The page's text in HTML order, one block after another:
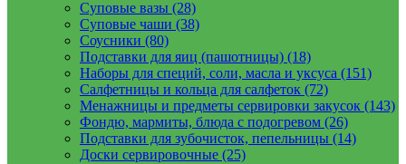
Суповые вазы (28)
Суповые чаши (38)
Соусники (80)
Подставки для яиц (пашотницы) (18)
Наборы для специй, соли, масла и уксуса (151)
Салфетницы и кольца для салфеток (72)
Менажницы и предметы сервировки закусок (143)
Фондю, мармиты, блюда с подогревом (26)
Подставки для зубочисток, пепельницы (14)
Доски сервировочные (25)